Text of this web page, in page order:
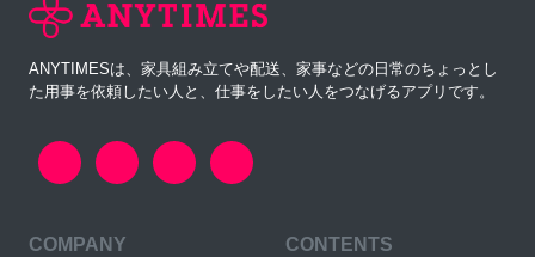
ANYTIMESは、家具組み立てや配送、家事などの日常のちょっとし
た用事を依頼したい人と、仕事をしたい人をつなげるアプリです。
COMPANY CONTENTS